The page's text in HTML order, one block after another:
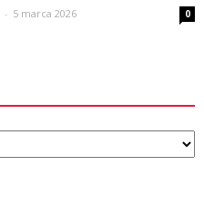
- 5 marca 2026 0